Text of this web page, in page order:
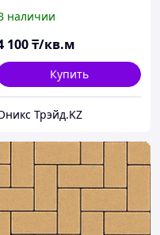
наличии
100₸/кв.м
Купить
Трэйд.KZ